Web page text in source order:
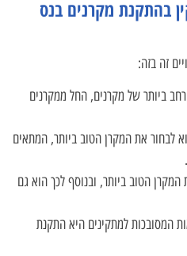
בהתקנת מקרנים בנס
זה בזה:
ביותר של מקרנים, החל ממקרנים
לבחור את המקרן הטוב ביותר, המתאים
המקרן הטוב ביותר, ובנוסף לכך הוא גם
המסובכות למתקינים היא התקנת